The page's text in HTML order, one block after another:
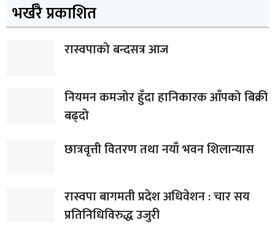
भर्खरै प्रकाशित
रास्वपाको बन्दसत्र आज
नियमन कमजोर हुँदा हानिकारक आँपको बिक्री
बढ्दो
छात्रवृत्ती वितरण तथा नयाँ भवन शिलान्यास
रास्वपा बागमती प्रदेश अधिवेशन : चार सय
प्रतिनिधिविरुद्ध उजुरी